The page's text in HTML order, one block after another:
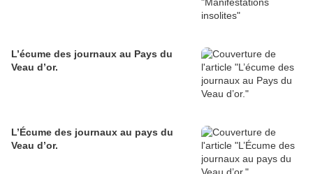
L’écume des journaux au Pays du
Veau d’or.
L’Écume des journaux au pays du
Veau d’or.